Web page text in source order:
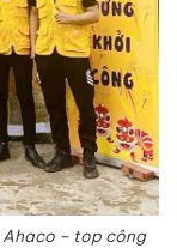
Ahaco – top công